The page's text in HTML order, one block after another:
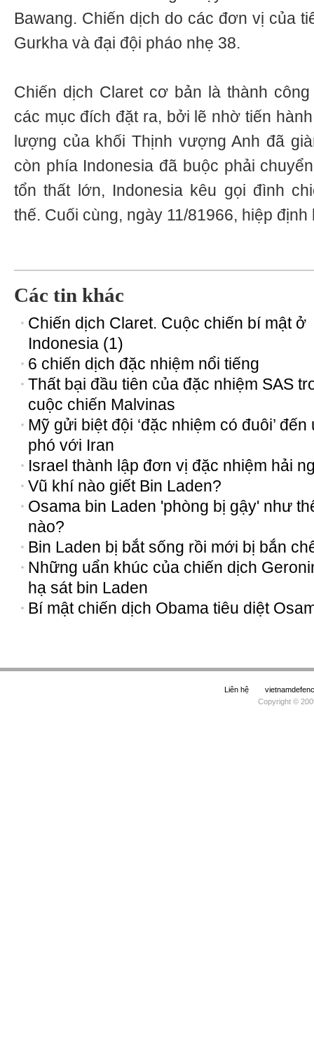
Bawang. Chiến dịch do các đơn vị của
Gurkha và đại đội pháo nhẹ 38.
Chiến dịch Claret cơ bản là thành
các mục đích đặt ra, bởi lẽ nhờ tiến
lượng của khối Thịnh vượng Anh đã
còn phía Indonesia đã buộc phải
tổn thất lớn, Indonesia kêu gọi đình
thế. Cuối cùng, ngày 11/81966, hiệp
Các tin khác
Chiến dịch Claret. Cuộc chiến bí mật ở
Indonesia (1)
6 chiến dịch đặc nhiệm nổi tiếng
Thất bại đầu tiên của đặc nhiệm SAS
cuộc chiến Malvinas
Mỹ gửi biệt đội ‘đặc nhiệm có đuôi’ đến
phó với Iran
Israel thành lập đơn vị đặc nhiệm hải
Vũ khí nào giết Bin Laden?
Osama bin Laden 'phòng bị gậy' như
nào?
Bin Laden bị bắt sống rồi mới bị bắn
Những uẩn khúc của chiến dịch
hạ sát bin Laden
Bí mật chiến dịch Obama tiêu diệt
Liên hệ
Copyright ©